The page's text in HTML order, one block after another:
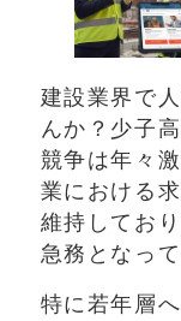
建設業界で
んか？少子
競争は年々
業における
維持してお
急務となって
特に若年層